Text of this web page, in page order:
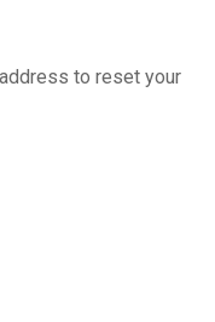
to reset your